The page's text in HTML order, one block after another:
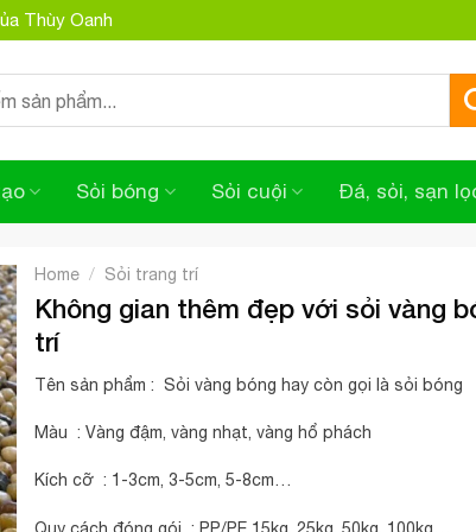
Thùy Oanh
Sỏi bóng Sỏi cuội Đá, sỏi, sạn
Home / Sỏi trang trí
Không gian thêm đẹp với sỏi vàng
trí
Tên sản phẩm : Sỏi vàng bóng hay còn gọi là sỏi bóng
Màu : Vàng đậm, vàng nhạt, vàng hổ phách
Kích cỡ : 1-3cm, 3-5cm, 5-8cm…
Quy cách đóng gói : PP/PE 15kg, 25kg, 50kg, 100kg…